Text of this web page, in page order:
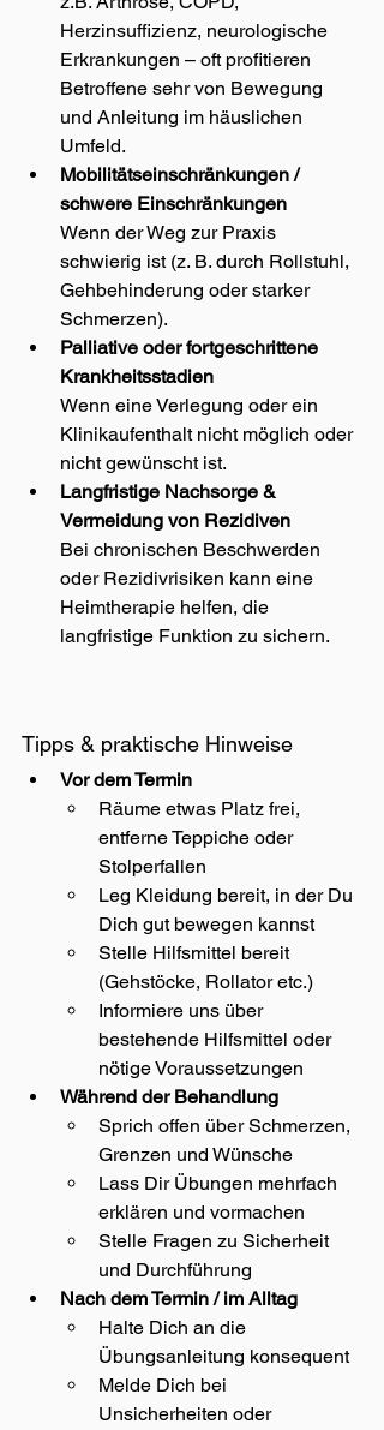
Herzinsuffizienz, neurologische
Erkrankungen – oft profitieren
Betroffene sehr von Bewegung
und Anleitung im häuslichen
Umfeld.
Mobilitätseinschränkungen /
schwere Einschränkungen
Wenn der Weg zur Praxis
schwierig ist (z. B. durch Rollstuhl,
Gehbehinderung oder starker
Schmerzen).
Palliative oder fortgeschrittene
Krankheitsstadien
Wenn eine Verlegung oder ein
Klinikaufenthalt nicht möglich oder
nicht gewünscht ist.
Langfristige Nachsorge &
Vermeidung von Rezidiven
Bei chronischen Beschwerden
oder Rezidivrisiken kann eine
Heimtherapie helfen, die
langfristige Funktion zu sichern.
Tipps & praktische Hinweise
Vor dem Termin
Räume etwas Platz frei,
entferne Teppiche oder
Stolperfallen
Leg Kleidung bereit, in der Du
Dich gut bewegen kannst
Stelle Hilfsmittel bereit
(Gehstöcke, Rollator etc.)
Informiere uns über
bestehende Hilfsmittel oder
nötige Voraussetzungen
Während der Behandlung
Sprich offen über Schmerzen,
Grenzen und Wünsche
Lass Dir Übungen mehrfach
erklären und vormachen
Stelle Fragen zu Sicherheit
und Durchführung
Nach dem Termin / im Alltag
Halte Dich an die
Übungsanleitung konsequent
Melde Dich bei
Unsicherheiten oder